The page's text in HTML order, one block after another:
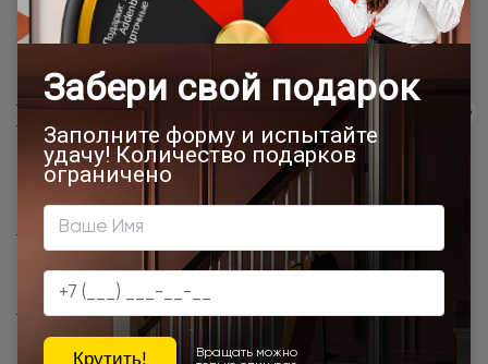
Мы вновь провели розыгрыш бесплатного монтажа для наших
клиентов 6 января 2025 года.
25 / 12 / 2024
Подарок от Porta prima: профессиональный
6 ноября 2024 года состоялся розыгрыш бесплатного монтажа
среди наших покупателей.
Салон Porta prima в ТЦ Гранд открыт после
реконструкции!
08 / 10 / 2024
23 октября в Москве пройдет мероприятие для
дизайнеров интерьера
24 / 08 / 2024